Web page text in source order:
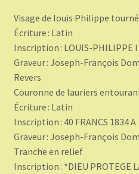
Visage de louis Philippe
Écriture : Latin
Inscription : LOUIS-PHILIPPE I
Graveur : Joseph-François
Revers
Couronne de lauriers
Écriture : Latin
Inscription : 40 FRANCS 1834 A
Graveur : Joseph-François
Tranche en relief
Inscription : *DIEU PROTEGE